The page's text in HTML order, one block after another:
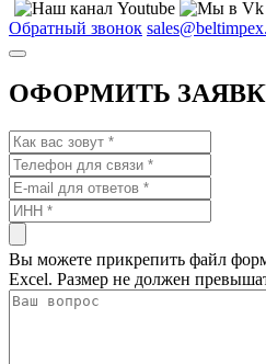
Обратный звонок
ОФОРМИТЬ
Вы можете прикрепить файл
Excel. Размер не должен